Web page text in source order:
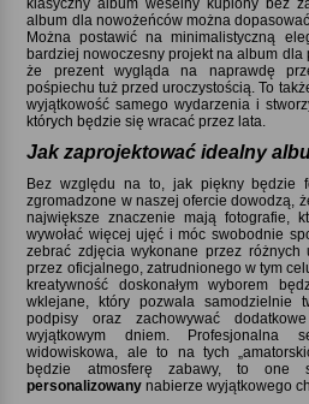
album dla nowożeńców można
Można postawić na minimalistyczną
bardziej nowoczesny projekt na album dla
że prezent wygląda na naprawdę
pośpiechu tuż przed uroczystością. To
wyjątkowość samego wydarzenia i
których będzie się wracać przez lata.
Jak zaprojektować idealny
Bez względu na to, jak piękny będzie
zgromadzone w naszej ofercie dowodzą,
największe znaczenie mają fotografie,
wywołać więcej ujęć i móc swobodnie
zebrać zdjęcia wykonane przez różnych
przez oficjalnego, zatrudnionego w tym
kreatywność doskonałym wyborem
wklejane, który pozwala samodzielnie
podpisy oraz zachowywać
wyjątkowym dniem. Profesjonalna
widowiskowa, ale to na tych
będzie atmosferę zabawy, to
personalizowany nabierze wyjątkowego